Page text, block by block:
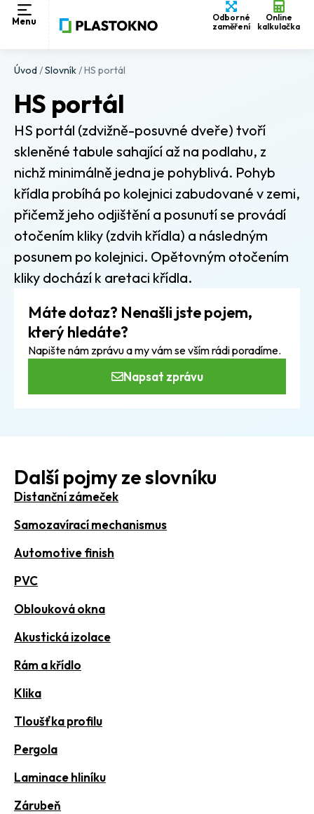
Menu
Odborné
zaměření
Online
kalkulačka
Úvod/Slovník/HS portál
HS portál
HS portál (zdvižně-posuvné dveře) tvoří
skleněné tabule sahající až na podlahu, z
nichž minimálně jedna je pohyblivá. Pohyb
křídla probíhá po kolejnici zabudované v zemi,
přičemž jeho odjištění a posunutí se provádí
otočením kliky (zdvih křídla) a následným
posunem po kolejnici. Opětovným otočením
kliky dochází k aretaci křídla.
Máte dotaz? Nenašli jste pojem,
který hledáte?
Napište nám zprávu a my vám se vším rádi poradíme.
Napsat zprávu
Další pojmy ze slovníku
Distanční zámeček
Samozavírací mechanismus
Automotive finish
PVC
Oblouková okna
Akustická izolace
Rám a křídlo
Klika
Tloušťka profilu
Pergola
Laminace hliníku
Zárubeň